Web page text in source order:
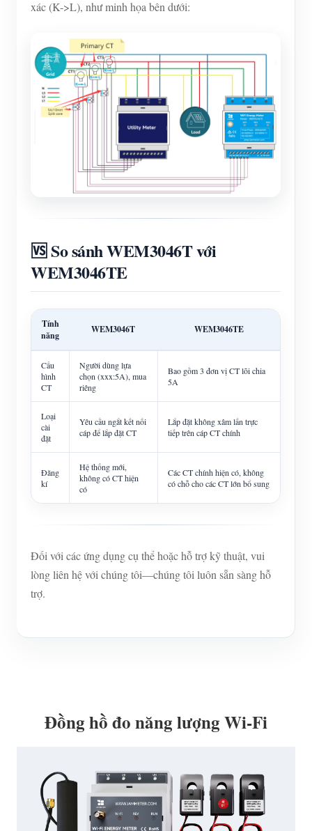
xác (K->L), như minh họa bên dưới:
🆚 So sánh WEM3046T với
WEM3046TE
Tính
năng
WEM3046T WEM3046TE
Cấu
hình
CT
Người dùng lựa
chọn (xxx:5A), mua
riêng
Bao gồm 3 đơn vị CT lõi chia
5A
Loại
cài
đặt
Yêu cầu ngắt kết nối
cáp để lắp đặt CT
Lắp đặt không xâm lấn trực
tiếp trên cáp CT chính
Đăng
kí
Hệ thống mới,
không có CT hiện
có
Các CT chính hiện có, không
có chỗ cho các CT lớn bổ sung
Đối với các ứng dụng cụ thể hoặc hỗ trợ kỹ thuật, vui
lòng liên hệ với chúng tôi—chúng tôi luôn sẵn sàng hỗ
trợ.
Đồng hồ đo năng lượng Wi-Fi